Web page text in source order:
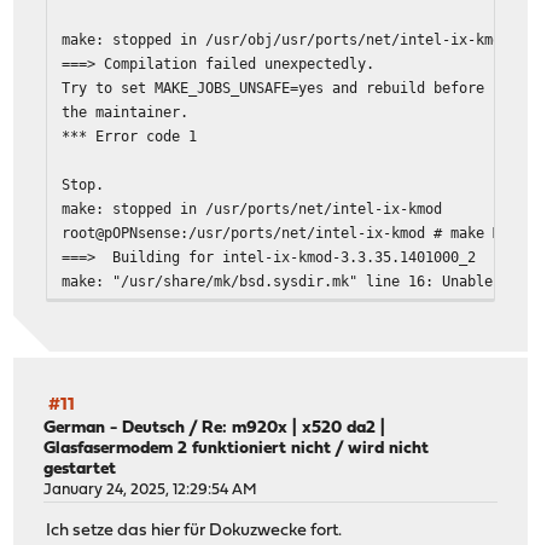
make: stopped in /usr/obj/usr/ports/net/intel-ix-kmod/
===> Compilation failed unexpectedly.
Try to set MAKE_JOBS_UNSAFE=yes and rebuild before
the maintainer.
*** Error code 1
Stop.
make: stopped in /usr/ports/net/intel-ix-kmod
root@pOPNsense:/usr/ports/net/intel-ix-kmod # make
===> Building for intel-ix-kmod-3.3.35.1401000_2
make: "/usr/share/mk/bsd.sysdir.mk" line 16: Unable to
Stop.
make: stopped in /usr/ports/net/intel-ix-kmod
#11
German - Deutsch / Re: m920x | x520 da2 |
Glasfasermodem 2 funktioniert nicht / wird nicht
gestartet
January 24, 2025, 12:29:54 AM
Ich setze das hier für Dokuzwecke fort.